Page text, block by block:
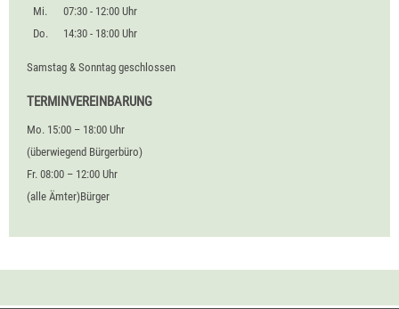
Mi.
07:30 - 12:00 Uhr
Do.
14:30 - 18:00 Uhr
Samstag & Sonntag geschlossen
TERMINVEREINBARUNG
Mo. 15:00 – 18:00 Uhr
(überwiegend Bürgerbüro)
Fr. 08:00 – 12:00 Uhr
(alle Ämter)Bürger